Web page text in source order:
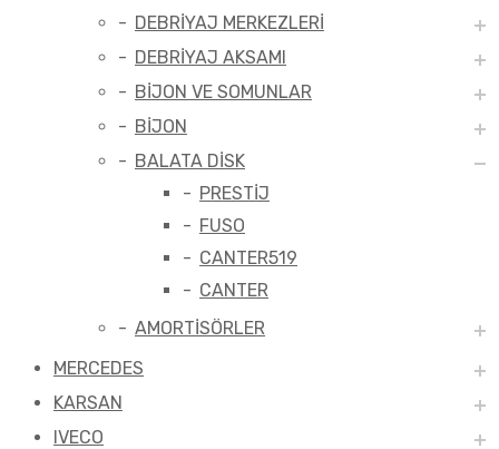
DEBRİYAJ MERKEZLERİ
DEBRİYAJ AKSAMI
BİJON VE SOMUNLAR
BİJON
BALATA DİSK
PRESTİJ
FUSO
CANTER519
CANTER
AMORTİSÖRLER
MERCEDES
KARSAN
IVECO